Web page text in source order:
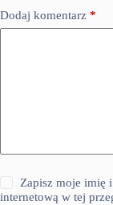
Dodaj komentarz *
Zapisz moje imię
internetową w tej